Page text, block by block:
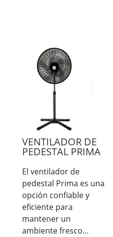
VENTILADOR DE
PEDESTAL PRIMA
El ventilador de
pedestal Prima es una
opción confiable y
eficiente para
mantener un
ambiente fresco…